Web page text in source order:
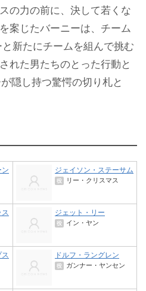
の力の前に、決して若くな
案じたバーニーは、チーム
新たにチームを組んで挑む
れた男たちのとった行動と
隠し持つ驚愕の切り札と
ジェイソン・ステーサム
役 リー・クリスマス
ジェット・リー
役 イン・ヤン
ドルフ・ラングレン
役 ガンナー・ヤンセン